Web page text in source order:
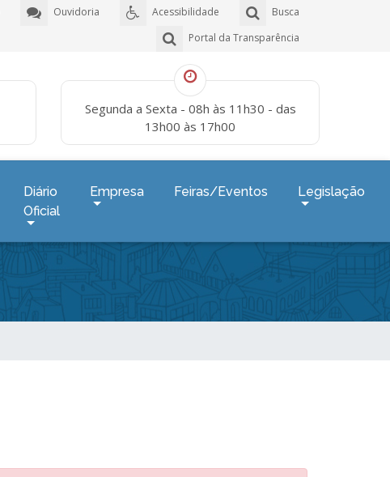
Busca
Acessibilidade
Ouvidoria
Portal da Transparência
Segunda a Sexta - 08h às 11h30 - das
13h00 às 17h00
Diário
Oficial
Empresa Feiras/Eventos Legislação